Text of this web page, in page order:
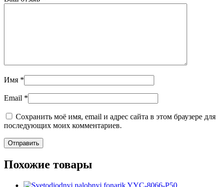
Имя *
Email *
Сохранить моё имя, email и адрес сайта в этом браузере для
последующих моих комментариев.
Похожие товары